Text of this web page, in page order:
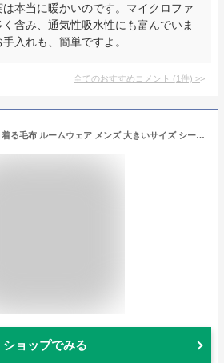
本当に暖かいのです。マイクロファ
含み、通気性吸水性にも富んでいま
入れも、簡単ですよ。
全てのおすすめコメント (1件) >
2タイプから選べる 着る毛布 ルームウェア メンズ 大きいサイズ シープボア モコボア ロングガウン ガウン シャギー レディース 可愛い 部屋着 ルームウエア マタニティ メンズファッション ワンマイルウェア 前開き かわいい おしゃれ ふわもこ 最強配送 クリスマス
ショップでみる